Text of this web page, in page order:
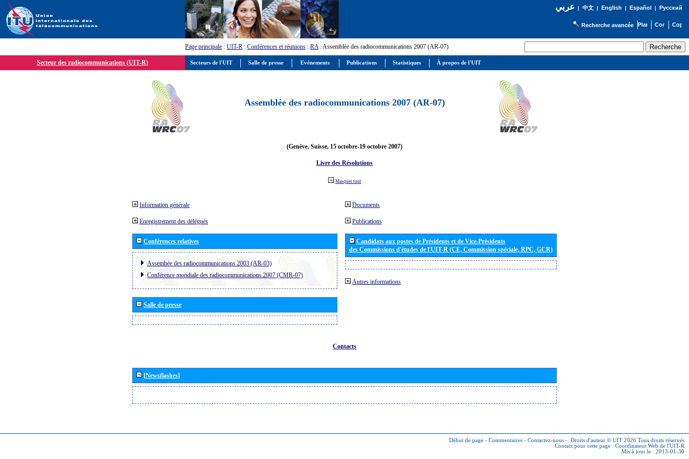
عربي| 中文| English | Español | Русский
Recherche avancée
Page principale : UIT-R : Conférences et réunions : RA: Assemblée des radiocommunications 2007 (AR-07)
Secteur des radiocommunications (UIT-R)
Assemblée des radiocommunications 2007 (AR-07)
(Genève, Suisse, 15 octobre-19 octobre 2007)
Livre des Résolutions
Masquer tout
Information générale
Enregistrement des délégués
Conférences relatives
Assembée des radiocommunications 2003 (AR-03)
Conférence mondiale des radiocommunications 2007 (CMR-07)
Salle de presse
Documents
Publications
Candidats aux postes de Présidents et de Vice-Présidents
des Commissions d'études de l'UIT-R (CE, Commission spéciale, RPC, GCR)
Autres informations
Contacts
[Newsflashes]
Début de page - Commentaires - Contactez-nous - Droits d'auteur © UIT 2026 Tous droits réservés
Contact pour cette page : Coordinateur Web de l'UIT-R
Mis à jour le : 2013-01-30
Secteurs de l'UIT Salle de presse Evénements Publications Statistiques À propos de l'UIT